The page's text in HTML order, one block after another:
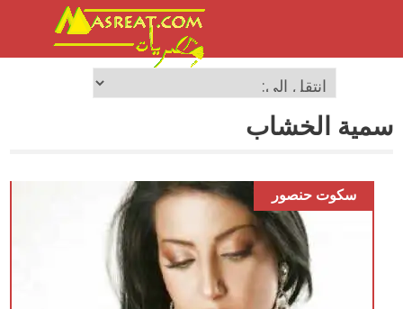
سمية الخشاب
سكوت حنصور